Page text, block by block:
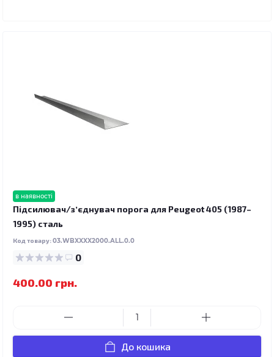
в наявності
Підсилювач/зʼєднувач порога для Peugeot 405 (1987–
1995) сталь
Код товару:03.WBXXXX2000.ALL.0.0
0
400.00 грн.
До кошика